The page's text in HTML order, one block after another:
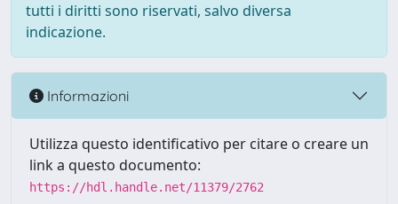
tutti i diritti sono riservati, salvo diversa
indicazione.
Informazioni
Utilizza questo identificativo per citare o creare un
link a questo documento:
https://hdl.handle.net/11379/2762